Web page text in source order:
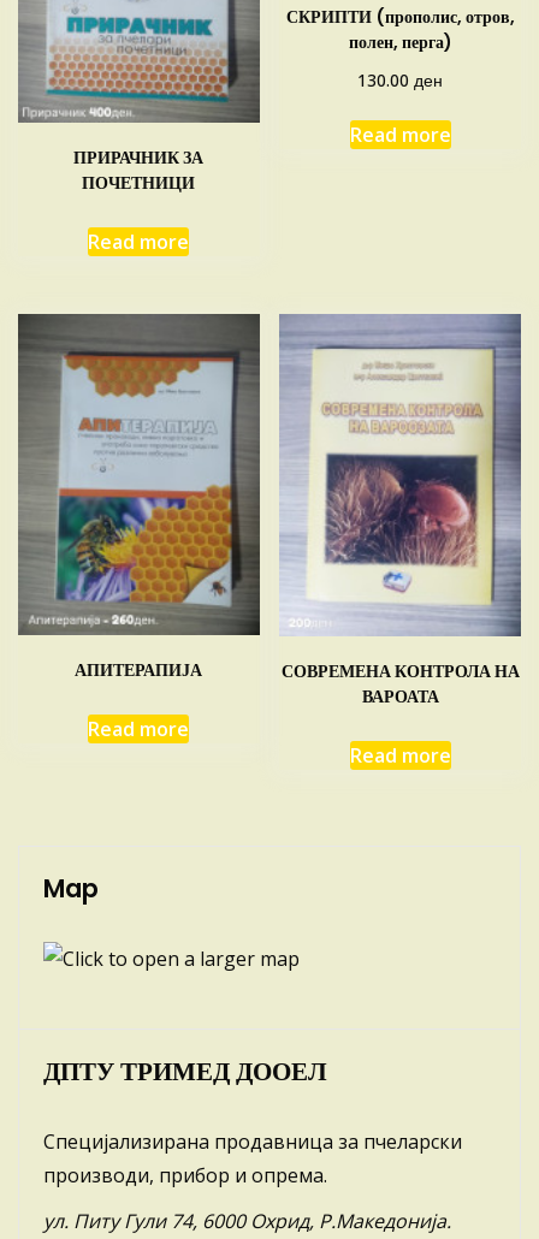
ПРИРАЧНИК ЗА
ПОЧЕТНИЦИ
Read more
СКРИПТИ (прополис, отров,
полен, перга)
130.00ден
Read more
АПИТЕРАПИЈА
Read more
СОВРЕМЕНА КОНТРОЛА НА
ВАРОАТА
Read more
Map
ДПТУ ТРИМЕД ДООЕЛ
Специјализирана продавница за пчеларски
производи, прибор и опрема.
ул. Питу Гули 74, 6000 Охрид, Р.Македонија.